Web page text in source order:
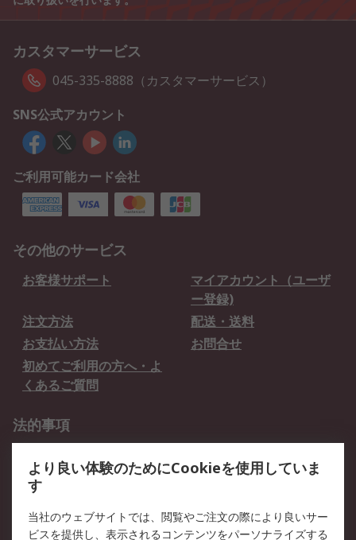
カスタマーサービス
045-335-8888（カスタマーサービス）
SNS公式アカウント
ご利用可能カード会社
その他のサービス
お客様サポート
マイアカウント（ユーザ
ー登録)
注文方法
配送・送料
お支払い方法
お問合せ
初めてご利用の方へ・よ
くあるご質問
法的事項
クッキーポリシー
RSについて
より良い体験のためにCookieを使用していま
す
当社のウェブサイトでは、閲覧やご注文の際により良いサー
ビスを提供し、表示されるコンテンツをパーソナライズする